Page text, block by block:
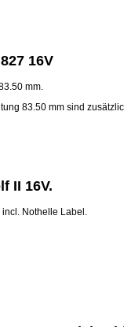
16V
mm.
83.50 mm sind
II 16V.
incl. Nothelle Label.